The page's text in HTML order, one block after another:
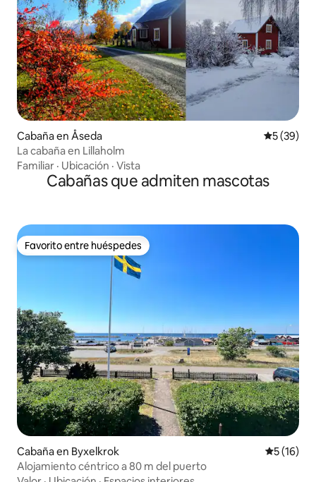
Cabaña en Åseda
5 (39)
La cabaña en Lillaholm
Familiar · Ubicación · Vista
Cabañas que admiten mascotas
Favorito entre huéspedes
Favorito entre huéspedes
Cabaña en Byxelkrok
5 (16)
Alojamiento céntrico a 80 m del puerto